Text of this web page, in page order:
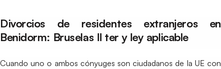
Divorcios de residentes extranjeros en
Benidorm: Bruselas II ter y ley aplicable
Cuando uno o ambos cónyuges son ciudadanos de la UE con